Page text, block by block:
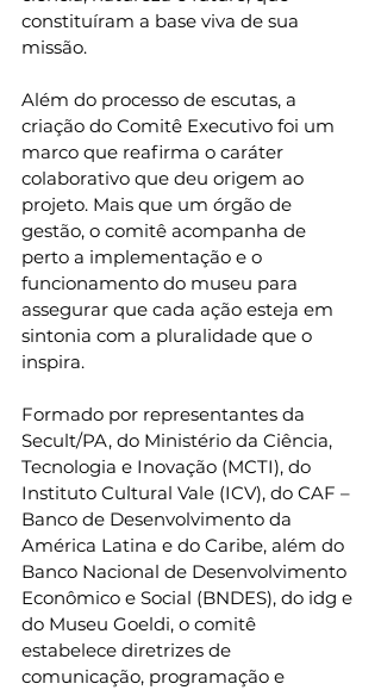
constituíram a base viva de sua
missão.
Além do processo de escutas, a
criação do Comitê Executivo foi um
marco que reafirma o caráter
colaborativo que deu origem ao
projeto. Mais que um órgão de
gestão, o comitê acompanha de
perto a implementação e o
funcionamento do museu para
assegurar que cada ação esteja em
sintonia com a pluralidade que o
inspira.
Formado por representantes da
Secult/PA, do Ministério da Ciência,
Tecnologia e Inovação (MCTI), do
Instituto Cultural Vale (ICV), do CAF –
Banco de Desenvolvimento da
América Latina e do Caribe, além do
Banco Nacional de Desenvolvimento
Econômico e Social (BNDES), do idg e
do Museu Goeldi, o comitê
estabelece diretrizes de
comunicação, programação e